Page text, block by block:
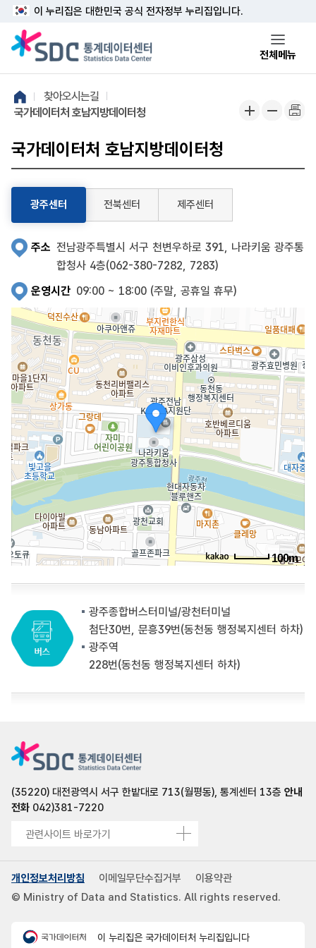
이 누리집은 대한민국 공식 전자정부 누리집입니다.
전체메뉴
찾아오시는길
국가데이터처 호남지방데이터청
국가데이터처 호남지방데이터청
광주센터 전북센터 제주센터
주소 전남광주특별시 서구 천변우하로 391, 나라키움 광주통
합청사 4층(062-380-7282, 7283)
운영시간 09:00 ~ 18:00 (주말, 공휴일 휴무)
100m
광주종합버스터미널/광천터미널
첨단30번, 문흥39번(동천동 행정복지센터 하차)
광주역
228번(동천동 행정복지센터 하차)
(35220) 대전광역시 서구 한밭대로 713(월평동), 통계센터 13층 안내
전화 042)381-7220
관련사이트 바로가기
개인정보처리방침 이메일무단수집거부
이용약관
© Ministry of Data and Statistics. All rights reserved.
이 누리집은 국가데이터처 누리집입니다